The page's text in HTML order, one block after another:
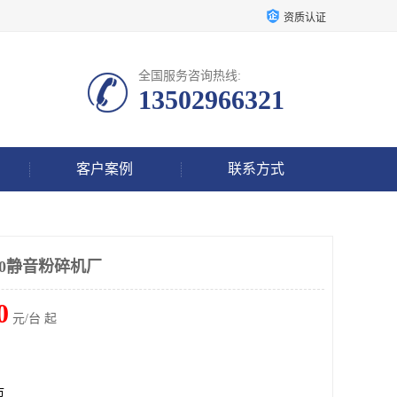
资质认证
全国服务咨询热线:
13502966321
客户案例 联系方式
音粉碎机厂
元/台 起